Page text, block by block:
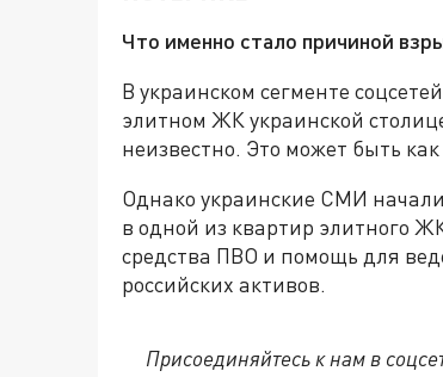
Что именно стало причиной
В украинском сегменте
элитном ЖК украинской
неизвестно. Это может быть
Однако украинские СМИ
в одной из квартир элитного
средства ПВО и помощь для
российских активов.
Присоединяйтесь к нам в